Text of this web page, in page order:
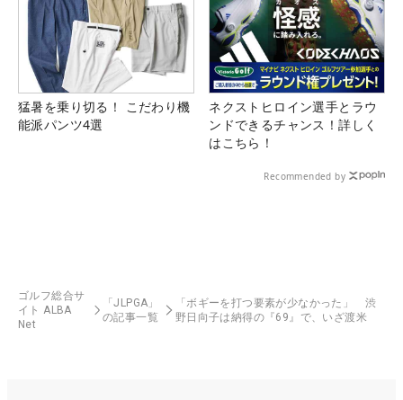
猛暑を乗り切る！ こだわり機
能派パンツ4選
ネクストヒロイン選手とラウ
ンドできるチャンス！詳しく
はこちら！
Recommended by
ゴルフ総合サ
イト ALBA
Net
「JLPGA」
の記事一覧
「ボギーを打つ要素が少なかった」 渋
野日向子は納得の『69』で、いざ渡米